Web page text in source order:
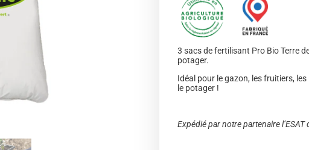
3 sacs de fertilisant Pro Bio Terre
potager.
Idéal pour le gazon, les fruitiers,
le potager !
Expédié par notre partenaire l’ESAT